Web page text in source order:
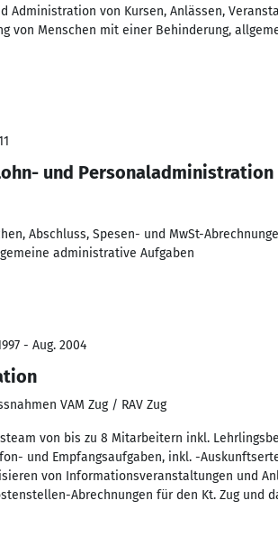
Administration von Kursen, Anlässen,
von Menschen mit einer Behinderung,
und Personaladministration
Abschluss, Spesen- und MwSt-
administrative Aufgaben
- Aug. 2004
VAM Zug / RAV Zug
von bis zu 8 Mitarbeitern inkl.
und Empfangsaufgaben, inkl. -
von Informationsveranstaltungen und
Abrechnungen für den Kt. Zug und